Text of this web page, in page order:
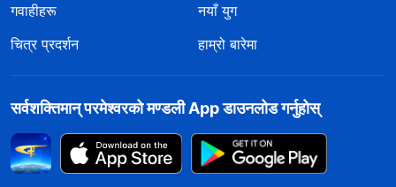
गवाहीहरू
नयाँ युग
चित्र प्रदर्शन
हाम्रो बारेमा
सर्वशक्तिमान्‌ परमेश्‍वरको मण्डली App डाउनलोड गर्नुहोस्